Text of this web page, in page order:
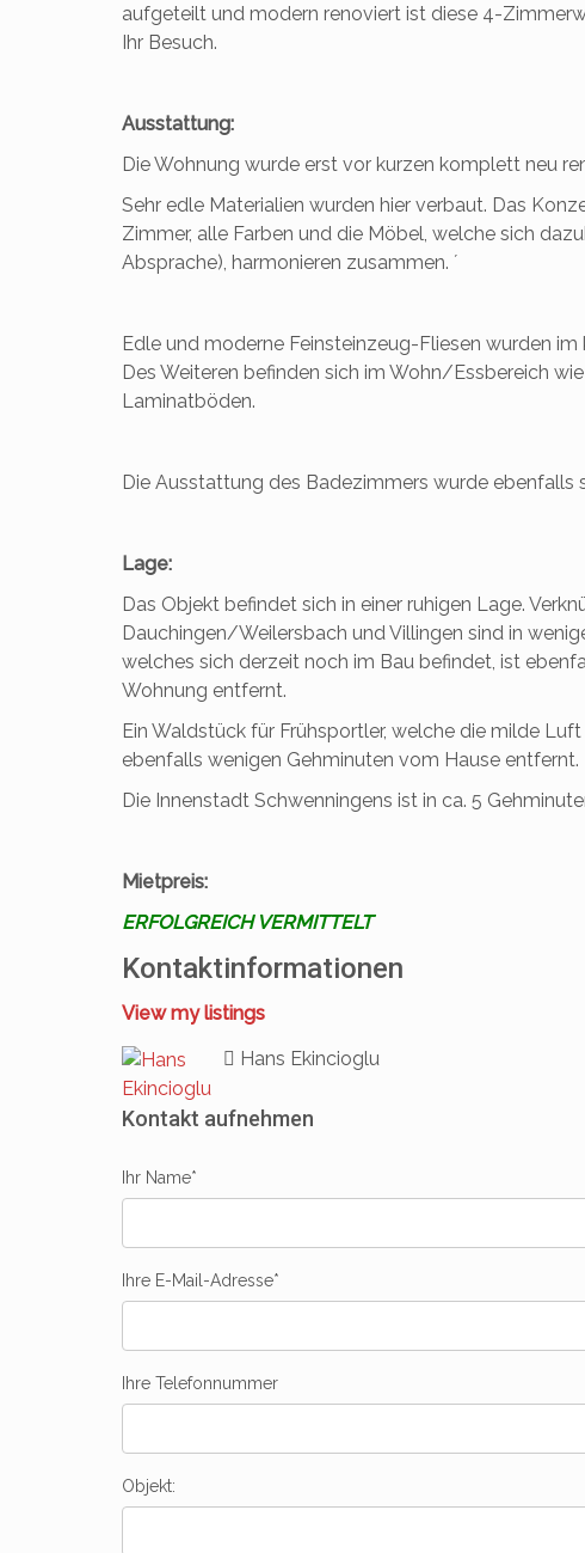
aufgeteilt und modern renoviert ist diese 4-
Ihr Besuch.
Ausstattung:
Die Wohnung wurde erst vor kurzen komplett neu
Sehr edle Materialien wurden hier verbaut. Das
Zimmer, alle Farben und die Möbel, welche sich
Absprache), harmonieren zusammen. ´
Edle und moderne Feinsteinzeug-Fliesen wurden
Des Weiteren befinden sich im Wohn/Essbereich
Laminatböden.
Die Ausstattung des Badezimmers wurde ebenfalls
Lage:
Das Objekt befindet sich in einer ruhigen Lage.
Dauchingen/Weilersbach und Villingen sind in
welches sich derzeit noch im Bau befindet, ist
Wohnung entfernt.
Ein Waldstück für Frühsportler, welche die milde
ebenfalls wenigen Gehminuten vom Hause entfernt.
Die Innenstadt Schwenningens ist in ca. 5
Mietpreis:
ERFOLGREICH VERMITTELT
Kontaktinformationen
View my listings
Hans Ekincioglu
Kontakt aufnehmen
Ihr Name*
Ihre E-Mail-Adresse*
Ihre Telefonnummer
Objekt: